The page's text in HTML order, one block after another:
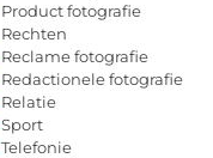
Product fotografie
Rechten
Reclame fotografie
Redactionele fotografie
Relatie
Sport
Telefonie